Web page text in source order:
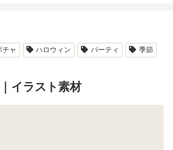
チャ ハロウィン パーティ 季節
イラスト素材